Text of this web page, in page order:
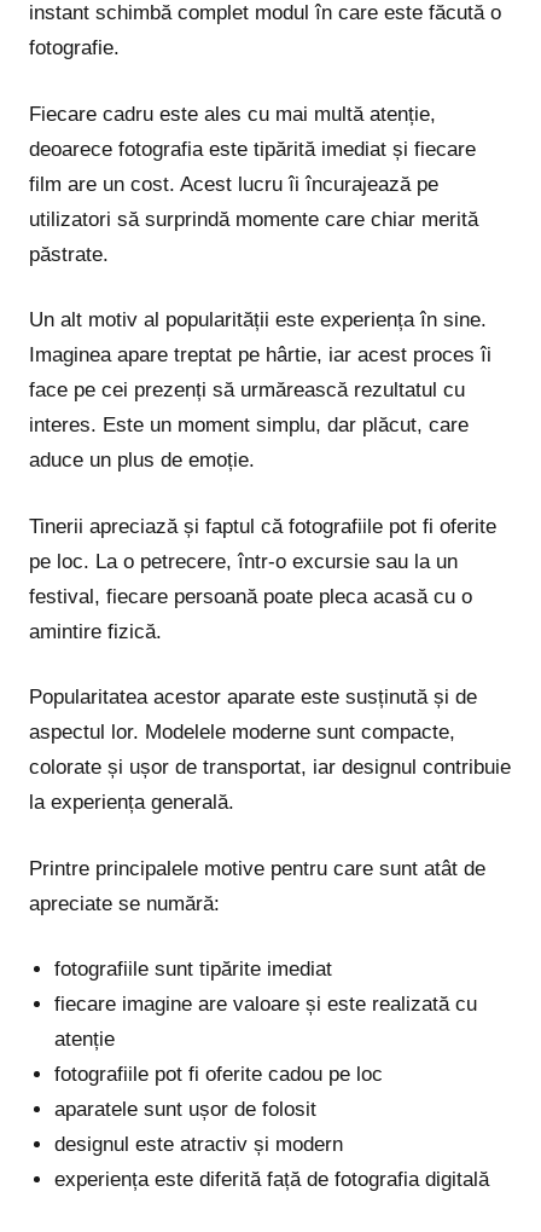
instant schimbă complet modul în care este făcută o
fotografie.
Fiecare cadru este ales cu mai multă atenție,
deoarece fotografia este tipărită imediat și fiecare
film are un cost. Acest lucru îi încurajează pe
utilizatori să surprindă momente care chiar merită
păstrate.
Un alt motiv al popularității este experiența în sine.
Imaginea apare treptat pe hârtie, iar acest proces îi
face pe cei prezenți să urmărească rezultatul cu
interes. Este un moment simplu, dar plăcut, care
aduce un plus de emoție.
Tinerii apreciază și faptul că fotografiile pot fi oferite
pe loc. La o petrecere, într-o excursie sau la un
festival, fiecare persoană poate pleca acasă cu o
amintire fizică.
Popularitatea acestor aparate este susținută și de
aspectul lor. Modelele moderne sunt compacte,
colorate și ușor de transportat, iar designul contribuie
la experiența generală.
Printre principalele motive pentru care sunt atât de
apreciate se numără:
fotografiile sunt tipărite imediat
fiecare imagine are valoare și este realizată cu
atenție
fotografiile pot fi oferite cadou pe loc
aparatele sunt ușor de folosit
designul este atractiv și modern
experiența este diferită față de fotografia digitală